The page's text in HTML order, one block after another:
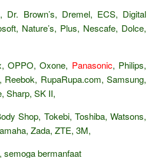
Dr. Brown’s, Dremel, ECS, Digital
Nature’s, Plus, Nescafe, Dolce,
OPPO, Oxone, Panasonic, Philips,
RupaRupa.com, Samsung,
Sharp, SK II,
Shop, Tokebi, Toshiba, Watsons,
Zada, ZTE, 3M,
semoga bermanfaat